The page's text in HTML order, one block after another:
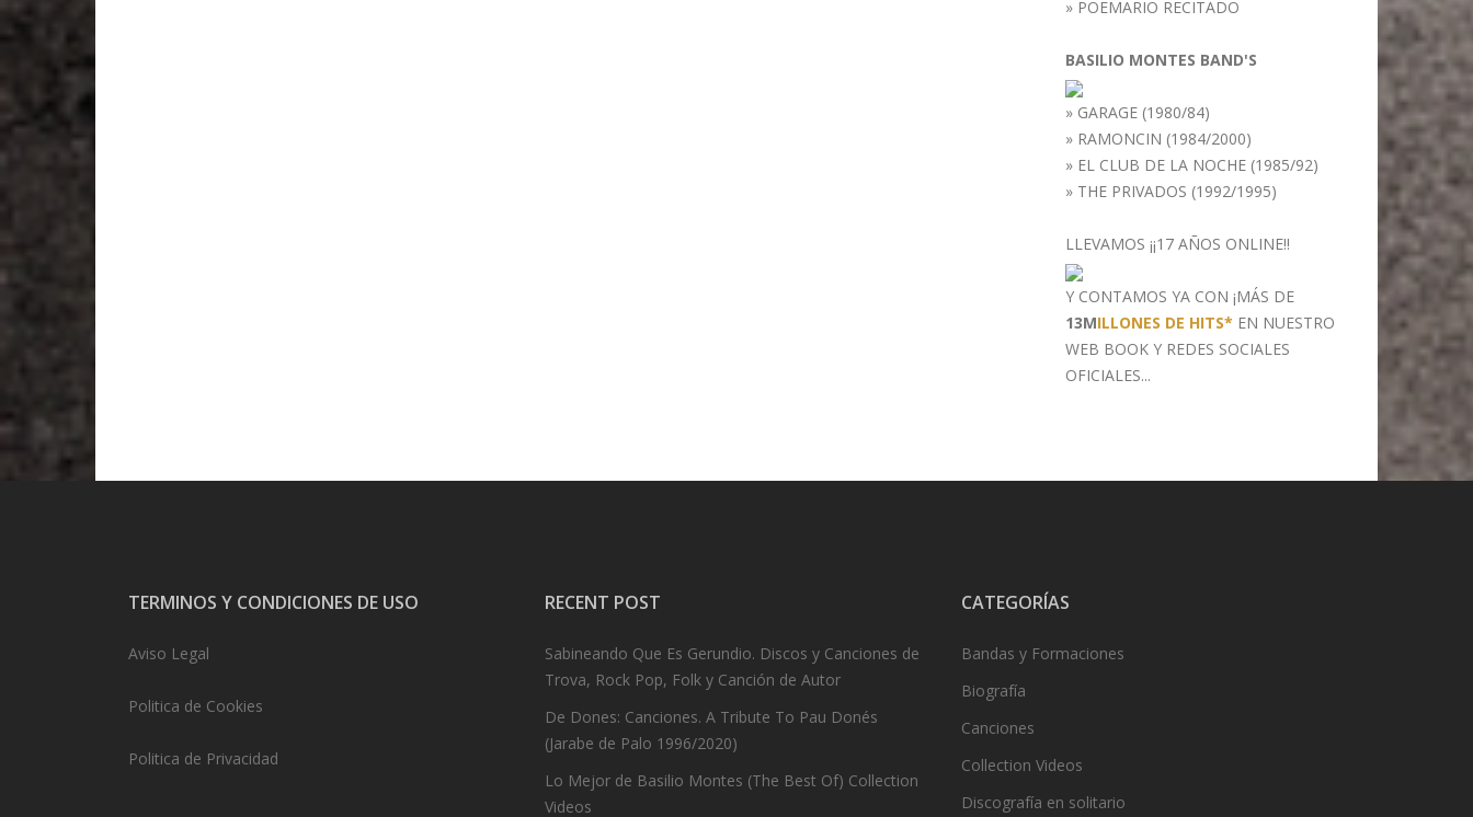
» POEMARIO RECITADO
BASILIO MONTES BAND'S
» GARAGE (1980/84)
» RAMONCIN (1984/2000)
» EL CLUB DE LA NOCHE (1985/92)
» THE PRIVADOS (1992/1995)
LLEVAMOS ¡¡17 AÑOS ONLINE!!
Y CONTAMOS YA CON ¡MÁS DE
13MILLONES DE HITS* EN NUESTRO
WEB BOOK Y REDES SOCIALES
OFICIALES...
TERMINOS Y CONDICIONES DE USO
Aviso Legal
Politica de Cookies
Politica de Privacidad
RECENT POST
Sabineando Que Es Gerundio. Discos y Canciones de
Trova, Rock Pop, Folk y Canción de Autor
De Dones: Canciones. A Tribute To Pau Donés
(Jarabe de Palo 1996/2020)
Lo Mejor de Basilio Montes (The Best Of) Collection
Videos
CATEGORÍAS
Bandas y Formaciones
Biografía
Canciones
Collection Videos
Discografía en solitario